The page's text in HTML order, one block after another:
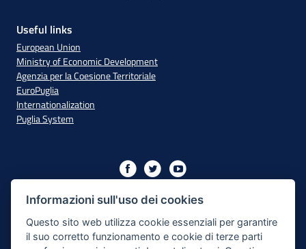
Useful links
European Union
Ministry of Economic Development
Agenzia per la Coesione Territoriale
EuroPuglia
Internationalization
Puglia System
2014/2020 - Axis XIII
Accessibility
Informazioni sull'uso dei cookies
Questo sito web utilizza cookie essenziali per garantire
il suo corretto funzionamento e cookie di terze parti